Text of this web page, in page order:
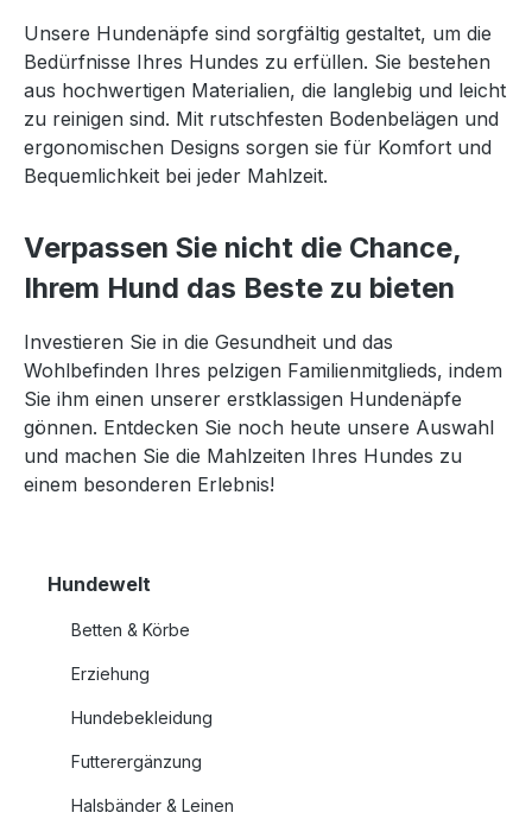
Unsere Hundenäpfe sind sorgfältig gestaltet, um die
Bedürfnisse Ihres Hundes zu erfüllen. Sie bestehen
aus hochwertigen Materialien, die langlebig und leicht
zu reinigen sind. Mit rutschfesten Bodenbelägen und
ergonomischen Designs sorgen sie für Komfort und
Bequemlichkeit bei jeder Mahlzeit.
Verpassen Sie nicht die Chance,
Ihrem Hund das Beste zu bieten
Investieren Sie in die Gesundheit und das
Wohlbefinden Ihres pelzigen Familienmitglieds, indem
Sie ihm einen unserer erstklassigen Hundenäpfe
gönnen. Entdecken Sie noch heute unsere Auswahl
und machen Sie die Mahlzeiten Ihres Hundes zu
einem besonderen Erlebnis!
Hundewelt
Betten & Körbe
Erziehung
Hundebekleidung
Futterergänzung
Halsbänder & Leinen